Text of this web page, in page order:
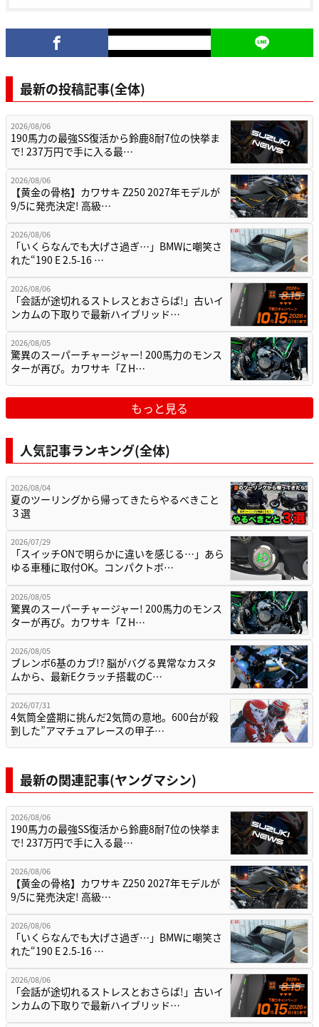
最新の投稿記事(全体)
2026/08/06
190馬力の最強SS復活から鈴鹿8耐7位の快挙ま
で! 237万円で手に入る最…
2026/08/06
【黄金の骨格】カワサキ Z250 2027年モデルが
9/5に発売決定! 高級…
2026/08/06
「いくらなんでも大げさ過ぎ…」BMWに嘲笑さ
れた“190 E 2.5-16 …
2026/08/06
「会話が途切れるストレスとおさらば!」古いイ
ンカムの下取りで最新ハイブリッド…
2026/08/05
驚異のスーパーチャージャー! 200馬力のモンス
ターが再び。カワサキ「Z H…
もっと見る
人気記事ランキング(全体)
2026/08/04
夏のツーリングから帰ってきたらやるべきこと
３選
2026/07/29
「スイッチONで明らかに違いを感じる…」あら
ゆる車種に取付OK。コンパクトボ…
2026/08/05
驚異のスーパーチャージャー! 200馬力のモンス
ターが再び。カワサキ「Z H…
2026/08/05
ブレンボ6基のカブ!? 脳がバグる異常なカスタ
ムから、最新Eクラッチ搭載のC…
2026/07/31
4気筒全盛期に挑んだ2気筒の意地。600台が殺
到した”アマチュアレースの甲子…
最新の関連記事(ヤングマシン)
2026/08/06
190馬力の最強SS復活から鈴鹿8耐7位の快挙ま
で! 237万円で手に入る最…
2026/08/06
【黄金の骨格】カワサキ Z250 2027年モデルが
9/5に発売決定! 高級…
2026/08/06
「いくらなんでも大げさ過ぎ…」BMWに嘲笑さ
れた“190 E 2.5-16 …
2026/08/06
「会話が途切れるストレスとおさらば!」古いイ
ンカムの下取りで最新ハイブリッド…